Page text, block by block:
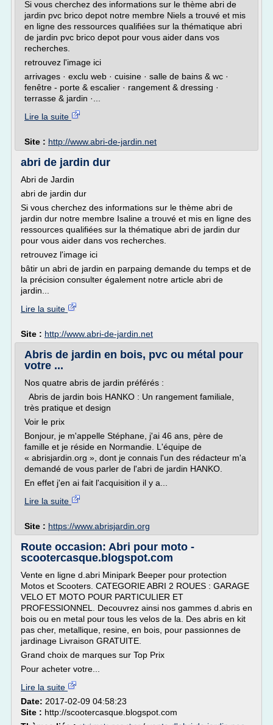
Si vous cherchez des informations sur le thème abri de
jardin pvc brico depot notre membre Niels a trouvé et mis
en ligne des ressources qualifiées sur la thématique abri
de jardin pvc brico depot pour vous aider dans vos
recherches.
retrouvez l'image ici
arrivages · exclu web · cuisine · salle de bains & wc ·
fenêtre - porte & escalier · rangement & dressing ·
terrasse & jardin ·...
Lire la suite
Site : http://www.abri-de-jardin.net
abri de jardin dur
Abri de Jardin
abri de jardin dur
Si vous cherchez des informations sur le thème abri de
jardin dur notre membre Isaline a trouvé et mis en ligne des
ressources qualifiées sur la thématique abri de jardin dur
pour vous aider dans vos recherches.
retrouvez l'image ici
bâtir un abri de jardin en parpaing demande du temps et de
la précision consulter également notre article abri de
jardin...
Lire la suite
Site : http://www.abri-de-jardin.net
Abris de jardin en bois, pvc ou métal pour
votre ...
Nos quatre abris de jardin préférés :
Abris de jardin bois HANKO : Un rangement familiale,
très pratique et design
Voir le prix
Bonjour, je m'appelle Stéphane, j'ai 46 ans, père de
famille et je réside en Normandie. L'équipe de
« abrisjardin.org », dont je connais l'un des rédacteur m'a
demandé de vous parler de l'abri de jardin HANKO.
En effet j'en ai fait l'acquisition il y a...
Lire la suite
Site : https://www.abrisjardin.org
Route occasion: Abri pour moto -
scootercasque.blogspot.com
Vente en ligne d.abri Minipark Beeper pour protection
Motos et Scooters. CATEGORIE ABRI 2 ROUES : GARAGE
VELO ET MOTO POUR PARTICULIER ET
PROFESSIONNEL. Decouvrez ainsi nos gammes d.abris en
bois ou en metal pour tous les velos de la. Des abris en kit
pas cher, metallique, resine, en bois, pour passionnes de
jardinage Livraison GRATUITE.
Grand choix de marques sur Top Prix
Pour acheter votre...
Lire la suite
Date: 2017-02-09 04:58:23
Site : http://scootercasque.blogspot.com